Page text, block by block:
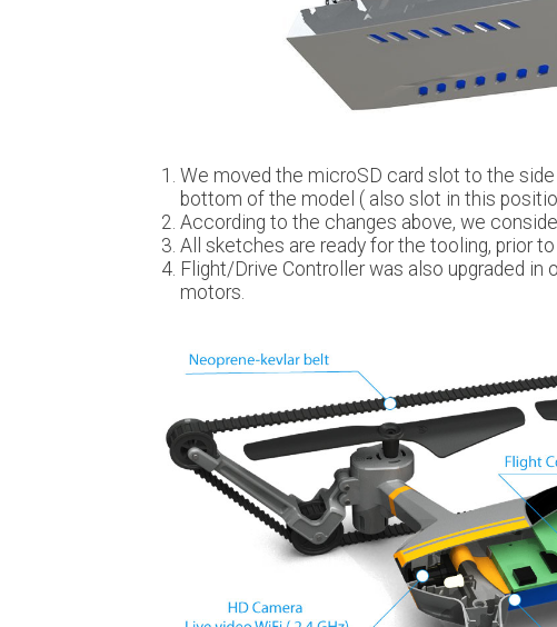
We moved the microSD card slot to the
bottom of the model ( also slot in this
According to the changes above, we
All sketches are ready for the tooling, prior
Flight/Drive Controller was also upgraded
motors.